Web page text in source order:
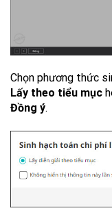
Chọn phương thức
Lấy theo tiểu mục
Đồng ý.